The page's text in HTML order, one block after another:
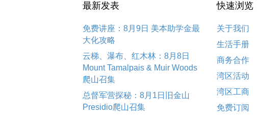
最新发表
免费讲座：8月9日 美本助学金最
大化攻略
云梯、瀑布、红木林：8月8日
Mount Tamalpais & Muir Woods
爬山召集
总督军营探秘：8月1日旧金山
Presidio爬山召集
快速浏览
关于我们
生活手册
商务合作
湾区活动
湾区工商
免费订阅